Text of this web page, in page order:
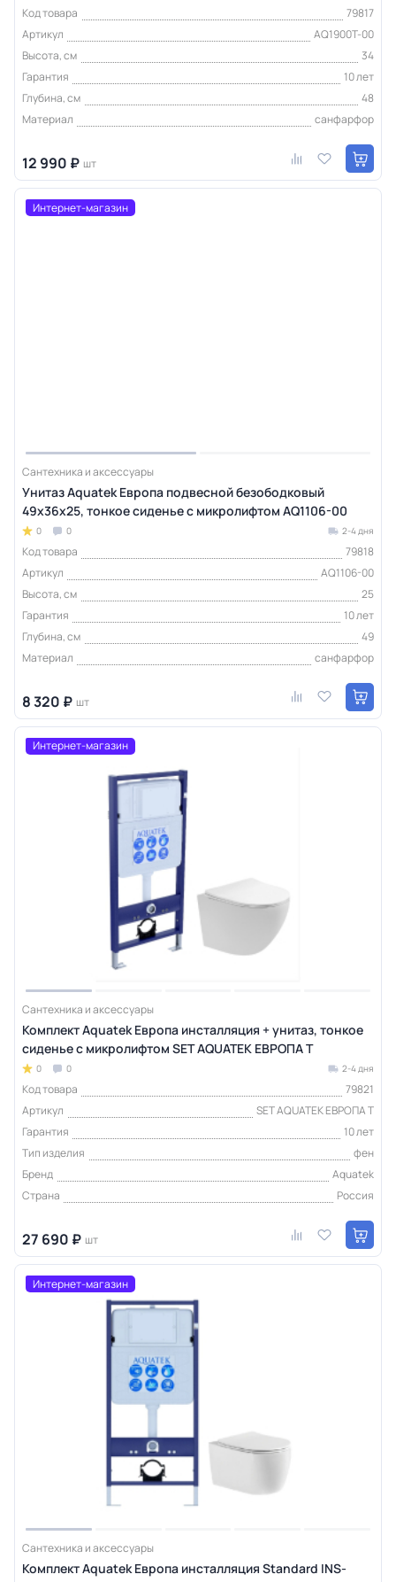
Код товара
79817
Артикул
AQ1900T-00
Высота, см
34
Гарантия
10 лет
Глубина, см
48
Материал
санфарфор
12 990 ₽ шт
Интернет-магазин
Сантехника и аксессуары
Унитаз Aquatek Европа подвесной безободковый
49х36х25, тонкое сиденье с микролифтом AQ1106-00
0 0 2-4 дня
Код товара
79818
Артикул
AQ1106-00
Высота, см
25
Гарантия
10 лет
Глубина, см
49
Материал
санфарфор
8 320 ₽ шт
Интернет-магазин
Сантехника и аксессуары
Комплект Aquatek Европа инсталляция + унитаз, тонкое
сиденье с микролифтом SET AQUATEK ЕВРОПА T
0 0 2-4 дня
Код товара
79821
Артикул
SET AQUATEK ЕВРОПА T
Гарантия
10 лет
Тип изделия
фен
Бренд
Aquatek
Страна
Россия
27 690 ₽ шт
Интернет-магазин
Сантехника и аксессуары
Комплект Aquatek Европа инсталляция Standard INS-